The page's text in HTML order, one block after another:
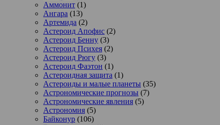
Аммонит (1)
Ангара (13)
Артемида (2)
Астероид Апофис (2)
Астероид Бенну (3)
Астероид Психея (2)
Астероид Рюгу (3)
Астероид Фаэтон (1)
Астероидная защита (1)
Астероиды и малые планеты (35)
Астрономические прогнозы (7)
Астрономические явления (5)
Астрономия (5)
Байконур (106)